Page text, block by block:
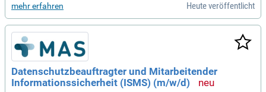
mehr erfahren Heute veröffentlicht
Datenschutzbeauftragter und Mitarbeitender
Informationssicherheit (ISMS) (m/w/d)